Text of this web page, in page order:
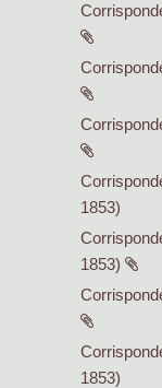
1853)
1853)
1853)